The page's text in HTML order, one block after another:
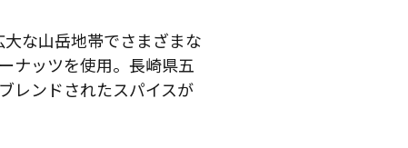
な山岳地帯でさまざまな
ナッツを使用。長崎県五
レンドされたスパイスが